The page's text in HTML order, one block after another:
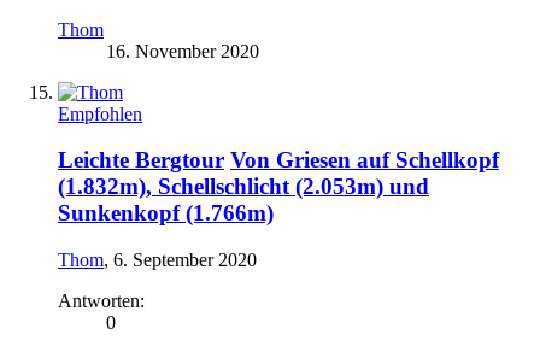
Thom
16. November 2020
Empfohlen
Leichte Bergtour Von Griesen auf Schellkopf
(1.832m), Schellschlicht (2.053m) und
Sunkenkopf (1.766m)
Thom, 6. September 2020
Antworten:
0